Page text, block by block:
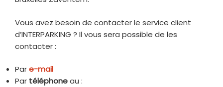
Vous avez besoin de contacter le service client
d’INTERPARKING ? Il vous sera possible de les
contacter :
Pare-mail
Par téléphoneau :